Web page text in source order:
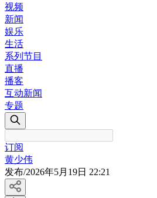
视频
新闻
娱乐
生活
系列节目
直播
播客
互动新闻
专题
订阅
黄少伟
发布/2026年5月19日 22:21